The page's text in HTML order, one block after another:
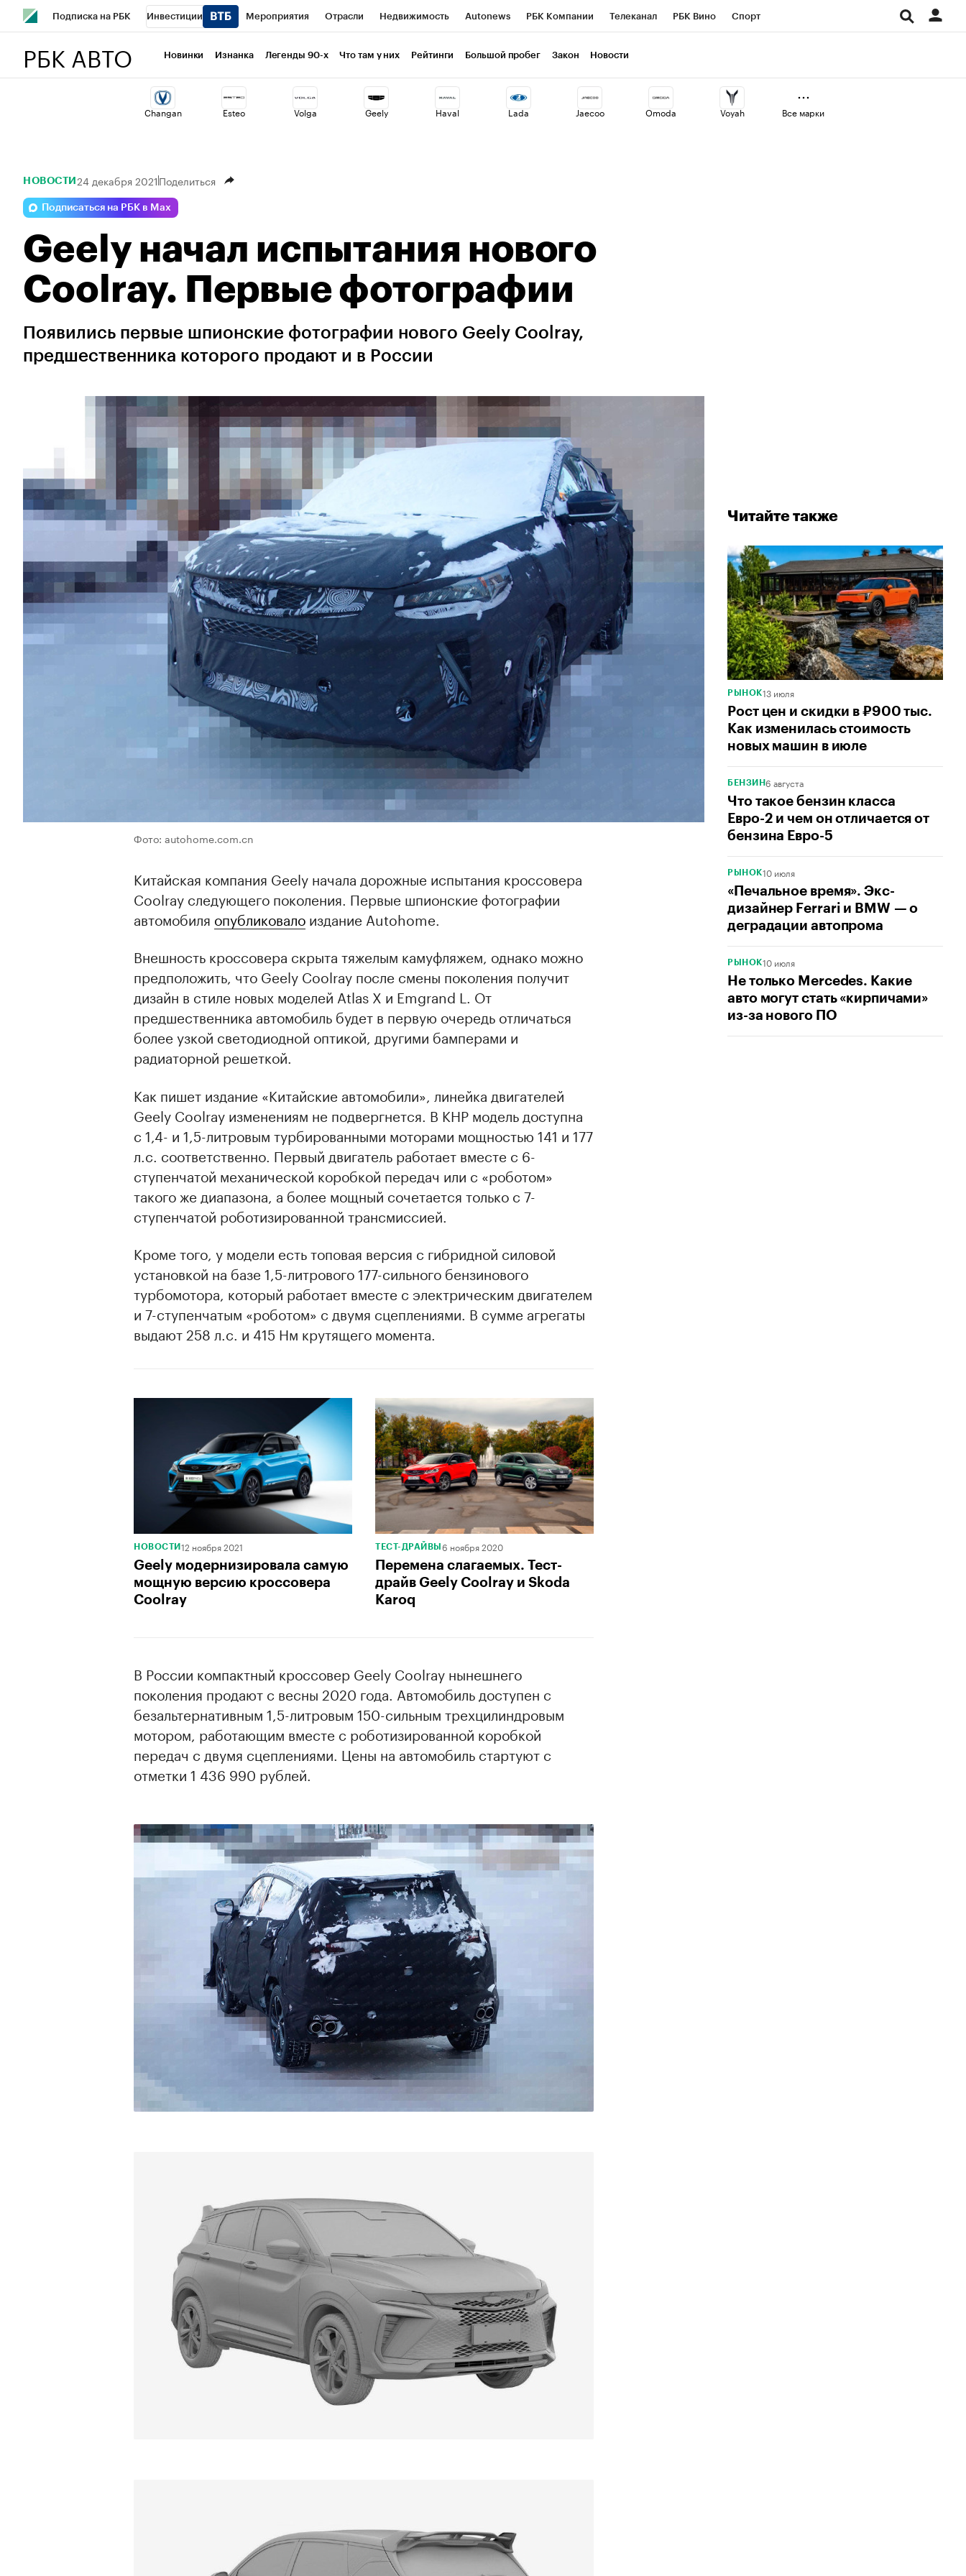
Подписка на РБК Инвестиции Мероприятия Отрасли Недвижимость Autonews РБК Компании Телеканал РБК Вино Спорт
Национальные проекты
РБК Бизнес-среда Дискуссионный клуб Исследования Кредитные рейтинги Франшизы Газета Спецпроекты СПб Конференции СПб
Проверка контрагентов Политика Экономика Бизнес Технологии и медиа Финансы Рынок наличной валюты
РБК АВТО Новинки Изнанка Легенды 90-х Что там у них Рейтинги Большой пробег Закон Новости
Changan Esteo Volga Geely Haval Lada Jaecoo Omoda Voyah Все марки
Читайте также
РЫНОК13 июля
Рост цен и скидки в ₽900 тыс.
Как изменилась стоимость
новых машин в июле
БЕНЗИН6 августа
Что такое бензин класса
Евро-2 и чем он отличается от
бензина Евро-5
РЫНОК10 июля
«Печальное время». Экс-
дизайнер Ferrari и BMW — о
деградации автопрома
РЫНОК10 июля
Не только Mercedes. Какие
авто могут стать «кирпичами»
из-за нового ПО
НОВОСТИ 24 декабря 2021Поделиться
Подписаться на РБК в Max
Geely начал испытания нового
Coolray. Первые фотографии
Появились первые шпионские фотографии нового Geely Coolray,
предшественника которого продают и в России
Фото: autohome.com.cn
Китайская компания Geely начала дорожные испытания кроссовера
Coolray следующего поколения. Первые шпионские фотографии
автомобиля опубликовало издание Autohome.
Внешность кроссовера скрыта тяжелым камуфляжем, однако можно
предположить, что Geely Coolray после смены поколения получит
дизайн в стиле новых моделей Atlas X и Emgrand L. От
предшественника автомобиль будет в первую очередь отличаться
более узкой светодиодной оптикой, другими бамперами и
радиаторной решеткой.
Как пишет издание «Китайские автомобили», линейка двигателей
Geely Coolray изменениям не подвергнется. В КНР модель доступна
с 1,4- и 1,5-литровым турбированными моторами мощностью 141 и 177
л.с. соответственно. Первый двигатель работает вместе с 6-
ступенчатой механической коробкой передач или с «роботом»
такого же диапазона, а более мощный сочетается только с 7-
ступенчатой роботизированной трансмиссией.
Кроме того, у модели есть топовая версия с гибридной силовой
установкой на базе 1,5-литрового 177-сильного бензинового
турбомотора, который работает вместе с электрическим двигателем
и 7-ступенчатым «роботом» с двумя сцеплениями. В сумме агрегаты
выдают 258 л.с. и 415 Нм крутящего момента.
НОВОСТИ 12 ноября 2021
Geely модернизировала самую
мощную версию кроссовера
Coolray
ТЕСТ-ДРАЙВЫ 6 ноября 2020
Перемена слагаемых. Тест-
драйв Geely Coolray и Skoda
Karoq
В России компактный кроссовер Geely Coolray нынешнего
поколения продают с весны 2020 года. Автомобиль доступен с
безальтернативным 1,5-литровым 150-сильным трехцилиндровым
мотором, работающим вместе с роботизированной коробкой
передач с двумя сцеплениями. Цены на автомобиль стартуют с
отметки 1 436 990 рублей.